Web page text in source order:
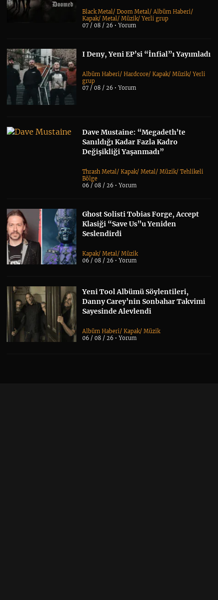
Black Metal/Doom Metal/Albüm Haberi/
Kapak/Metal/Müzik/Yerli grup
07 / 08 / 26 •Yorum
I Deny, Yeni EP’si “İnfial”ı Yayımladı
Albüm Haberi/Hardcore/Kapak/Müzik/Yerli
grup
07 / 08 / 26 •Yorum
Dave Mustaine: “Megadeth’te
Sanıldığı Kadar Fazla Kadro
Değişikliği Yaşanmadı”
Thrash Metal /Kapak/Metal /Müzik/Tehlikeli
Bölge
06 / 08 / 26 •Yorum
Ghost Solisti Tobias Forge, Accept
Klasiği “Save Us”u Yeniden
Seslendirdi
Kapak/Metal /Müzik
06 / 08 / 26 •Yorum
Yeni Tool Albümü Söylentileri,
Danny Carey’nin Sonbahar Takvimi
Sayesinde Alevlendi
Albüm Haberi/Kapak/Müzik
06 / 08 / 26 •Yorum